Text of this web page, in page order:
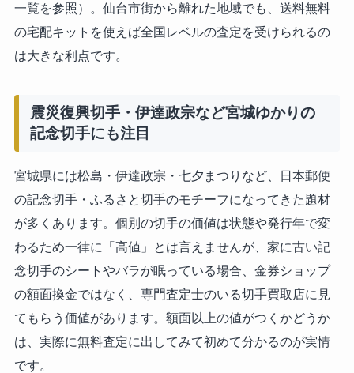
一覧を参照）。仙台市街から離れた地域でも、送料無料
の宅配キットを使えば全国レベルの査定を受けられるの
は大きな利点です。
震災復興切手・伊達政宗など宮城ゆかりの
記念切手にも注目
宮城県には松島・伊達政宗・七夕まつりなど、日本郵便
の記念切手・ふるさと切手のモチーフになってきた題材
が多くあります。個別の切手の価値は状態や発行年で変
わるため一律に「高値」とは言えませんが、家に古い記
念切手のシートやバラが眠っている場合、金券ショップ
の額面換金ではなく、専門査定士のいる切手買取店に見
てもらう価値があります。額面以上の値がつくかどうか
は、実際に無料査定に出してみて初めて分かるのが実情
です。